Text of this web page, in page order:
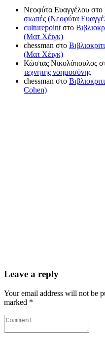
Νεοφύτα Ευαγγέλου στο
σιωπές (Νεοφύτα
culturepoint στο
(Ματ Χέιγκ)
chessman στο
(Ματ Χέιγκ)
Κώστας Νικολόπουλος
τεχνητής νοημοσύνης
chessman στο
Cohen)
Leave a reply
Your email address will not be
marked *